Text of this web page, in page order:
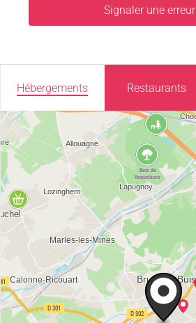
Signaler une erreur
Hébergements Restaurants